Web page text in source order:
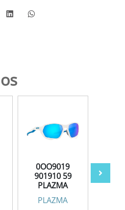
0OO9019
901910 59
PLAZMA
PLAZMA